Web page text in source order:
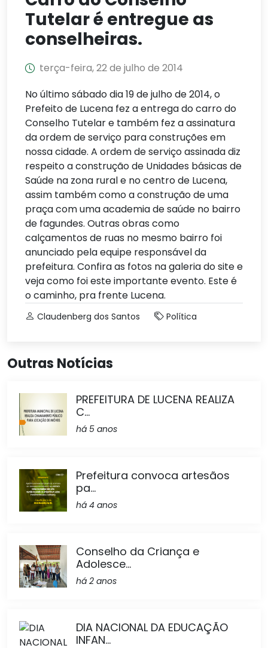
Tutelar é entregue as
conselheiras.
terça-feira, 22 de julho de 2014
No último sábado dia 19 de julho de 2014, o
Prefeito de Lucena fez a entrega do carro do
Conselho Tutelar e também fez a assinatura
da ordem de serviço para construções em
nossa cidade. A ordem de serviço assinada diz
respeito a construção de Unidades básicas de
Saúde na zona rural e no centro de Lucena,
assim também como a construção de uma
praça com uma academia de saúde no bairro
de fagundes. Outras obras como
calçamentos de ruas no mesmo bairro foi
anunciado pela equipe responsável da
prefeitura. Confira as fotos na galeria do site e
veja como foi este importante evento. Este é
o caminho, pra frente Lucena.
Claudenberg dos Santos Política
Outras Notícias
PREFEITURA DE LUCENA REALIZA
C...
há 5 anos
Prefeitura convoca artesãos
pa...
há 4 anos
Conselho da Criança e
Adolesce...
há 2 anos
DIA NACIONAL DA EDUCAÇÃO
INFAN...